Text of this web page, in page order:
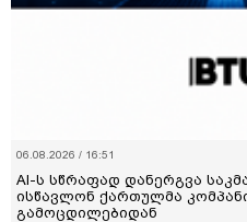
06.08.2026 / 16:51
AI-ს სწრაფად დანერგვა
ისწავლონ ქართულმა
გამოცდილებიდან